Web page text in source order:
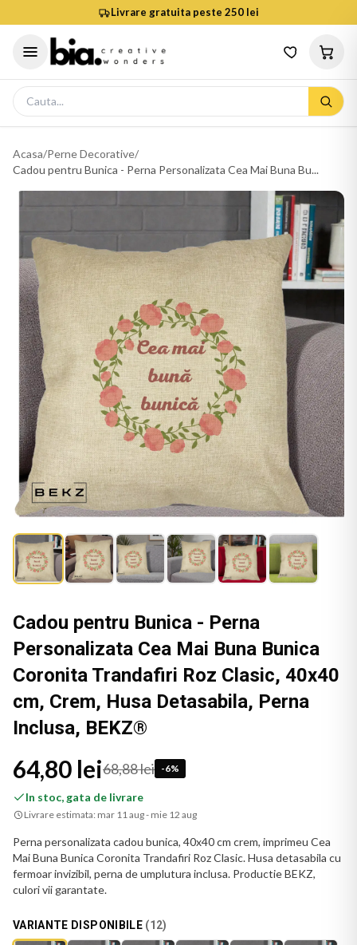
Livrare gratuita peste 250 lei
Acasa/Perne Decorative/
Cadou pentru Bunica - Perna Personalizata Cea Mai Buna Bu...
Cadou pentru Bunica - Perna
Personalizata Cea Mai Buna Bunica
Coronita Trandafiri Roz Clasic, 40x40
cm, Crem, Husa Detasabila, Perna
Inclusa, BEKZ®
64,80 lei68,88 lei -6%
In stoc, gata de livrare
Livrare estimata: mar 11 aug - mie 12 aug
Perna personalizata cadou bunica, 40x40 cm crem, imprimeu Cea
Mai Buna Bunica Coronita Trandafiri Roz Clasic. Husa detasabila cu
fermoar invizibil, perna de umplutura inclusa. Productie BEKZ,
culori vii garantate.
VARIANTE DISPONIBILE (12)